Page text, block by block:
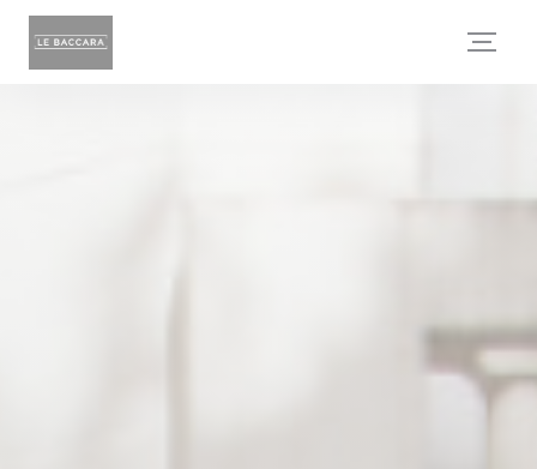
Πίνακας διαχείρισης "Μπισκότων" (Cookies)